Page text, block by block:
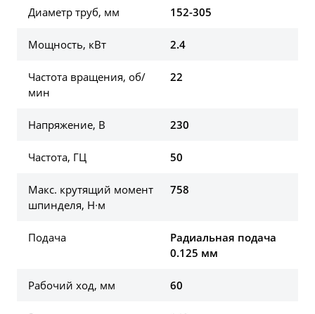
Диаметр труб, мм 152-305
Мощность, кВт 2.4
Частота вращения, об/
мин
22
Напряжение, В 230
Частота, ГЦ 50
Макс. крутящий момент
шпинделя, Н∙м
758
Подача
Радиальная подача
0.125 мм
Рабочий ход, мм 60